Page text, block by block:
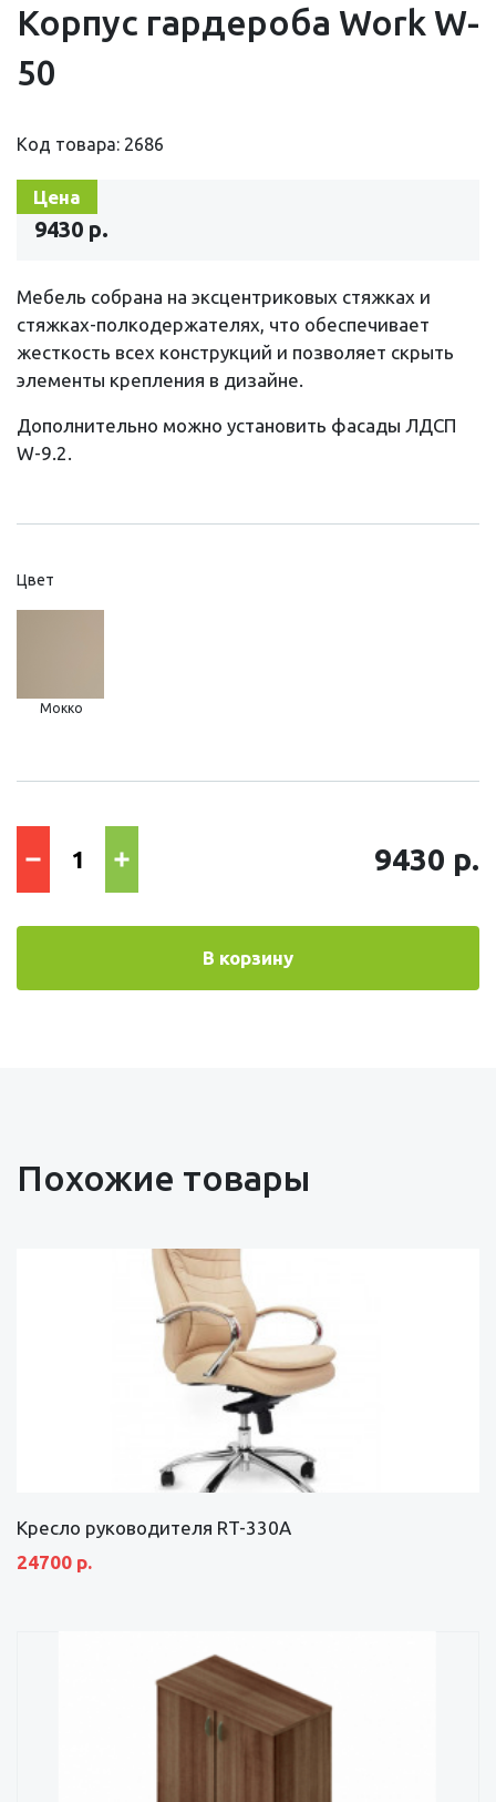
Корпус гардероба Work W-
50
Код товара: 2686
Цена
9430 р.
Мебель собрана на эксцентриковых стяжках и
стяжках-полкодержателях, что обеспечивает
жесткость всех конструкций и позволяет скрыть
элементы крепления в дизайне.
Дополнительно можно установить фасады ЛДСП
W-9.2.
Цвет
Мокко
9430 р.
В корзину
Похожие товары
Кресло руководителя RT-330А
24700 р.